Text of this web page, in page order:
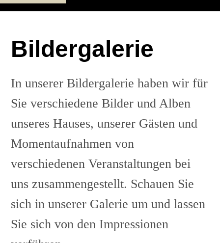
Bildergalerie
In unserer Bildergalerie haben wir für
Sie verschiedene Bilder und Alben
unseres Hauses, unserer Gästen und
Momentaufnahmen von
verschiedenen Veranstaltungen bei
uns zusammengestellt. Schauen Sie
sich in unserer Galerie um und lassen
Sie sich von den Impressionen